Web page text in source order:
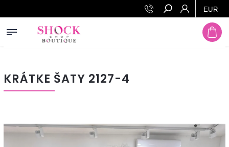
EUR
Hľadať
KRÁTKE ŠATY 2127-4